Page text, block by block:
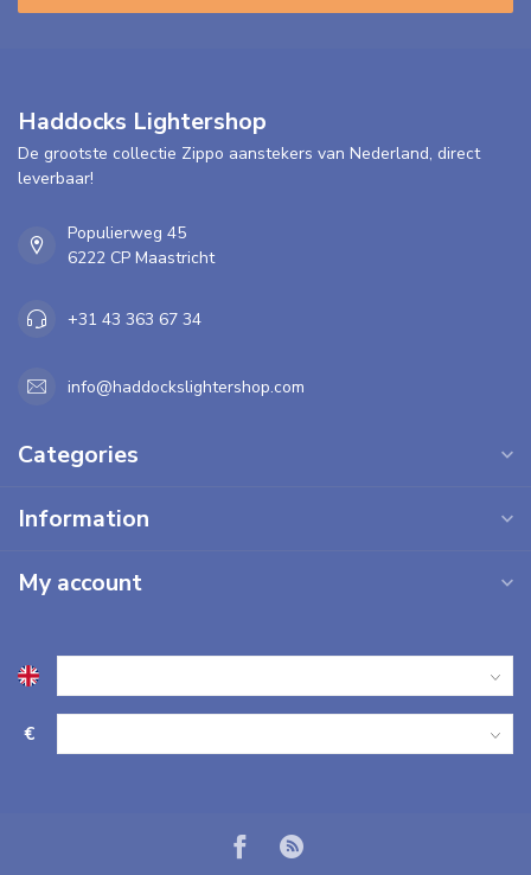
Haddocks Lightershop
De grootste collectie Zippo aanstekers van Nederland, direct
leverbaar!
Populierweg 45
6222 CP Maastricht
+31 43 363 67 34
info@haddockslightershop.com
Categories
Information
My account
€